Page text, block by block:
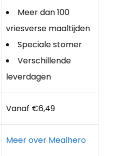
Meer dan 100
vriesverse maaltijden
Speciale stomer
Verschillende
leverdagen
Vanaf €6,49
Meer over Mealhero